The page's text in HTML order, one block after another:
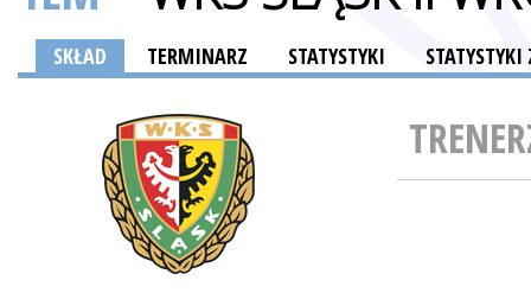
SKŁAD TERMINARZ STATYSTYKI